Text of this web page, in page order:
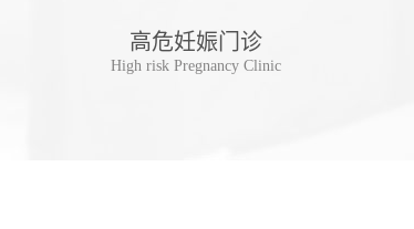
高危妊娠门诊
High risk Pregnancy Clinic